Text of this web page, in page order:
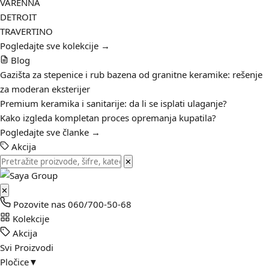
VARENNA
DETROIT
TRAVERTINO
Pogledajte sve kolekcije →
Blog
Gazišta za stepenice i rub bazena od granitne keramike: rešenje
za moderan eksterijer
Premium keramika i sanitarije: da li se isplati ulaganje?
Kako izgleda kompletan proces opremanja kupatila?
Pogledajte sve članke →
Akcija
✕
✕
Pozovite nas 060/700-50-68
Kolekcije
Akcija
Svi Proizvodi
Pločice▼